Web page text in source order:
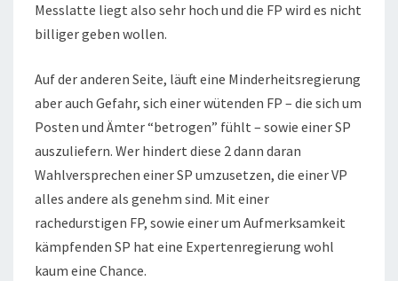
Messlatte liegt also sehr hoch und die FP wird es nicht
billiger geben wollen.
Auf der anderen Seite, läuft eine Minderheitsregierung
aber auch Gefahr, sich einer wütenden FP – die sich um
Posten und Ämter “betrogen” fühlt – sowie einer SP
auszuliefern. Wer hindert diese 2 dann daran
Wahlversprechen einer SP umzusetzen, die einer VP
alles andere als genehm sind. Mit einer
rachedurstigen FP, sowie einer um Aufmerksamkeit
kämpfenden SP hat eine Expertenregierung wohl
kaum eine Chance.